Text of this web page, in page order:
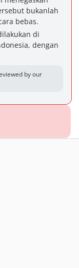
bukanlah
bebas.
di
dengan
by our